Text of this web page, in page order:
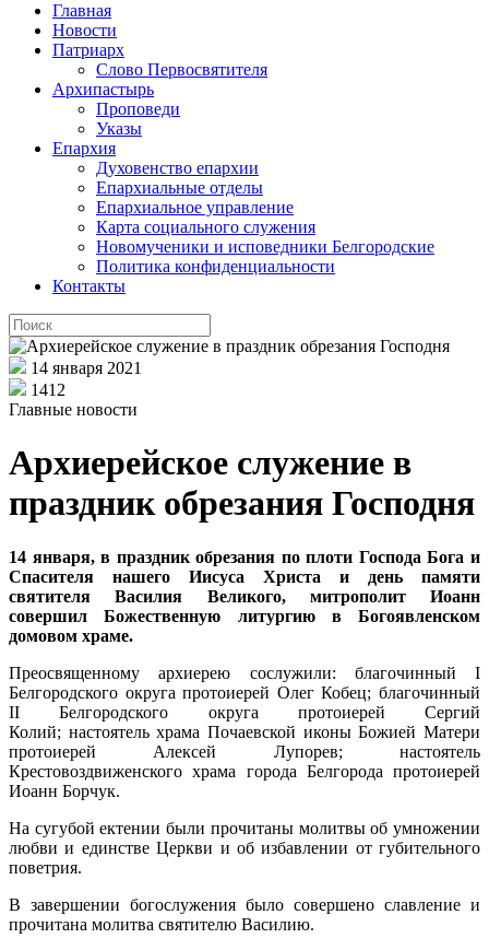
Главная
Новости
Патриарх
Слово Первосвятителя
Архипастырь
Проповеди
Указы
Епархия
Духовенство епархии
Епархиальные отделы
Епархиальное управление
Карта социального служения
Новомученики и исповедники Белгородские
Политика конфиденциальности
Контакты
14 января 2021
1412
Главные новости
Архиерейское служение в
праздник обрезания Господня
14 января, в праздник обрезания по плоти Господа Бога и
Спасителя нашего Иисуса Христа и день памяти
святителя Василия Великого, митрополит Иоанн
совершил Божественную литургию в Богоявленском
домовом храме.
Преосвященному архиерею сослужили: благочинный I
Белгородского округа протоиерей Олег Кобец; благочинный
II Белгородского округа протоиерей Сергий
Колий; настоятель храма Почаевской иконы Божией Матери
протоиерей Алексей Лупорев; настоятель
Крестовоздвиженского храма города Белгорода протоиерей
Иоанн Борчук.
На сугубой ектении были прочитаны молитвы об умножении
любви и единстве Церкви и об избавлении от губительного
поветрия.
В завершении богослужения было совершено славление и
прочитана молитва святителю Василию.